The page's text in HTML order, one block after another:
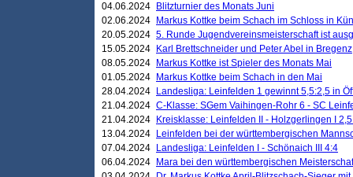
04.06.2024
Blitzturnier des Monats Juni
02.06.2024
Markus Kottke beim Schach im Schloss in
20.05.2024 5. Runde Jugendvereinsmeisterschaft ist
15.05.2024
Karl Brettschneider und Peter Abel in Bregenz
08.05.2024
Markus Kottke ist Spieler des Monats Mai
01.05.2024
Markus Kottke beim Schach in den Mai
28.04.2024
Landesliga: Leinfelden 1 gewinnt 5,5:2,5 in
21.04.2024 C-Klasse: SGem Vaihingen-Rohr 6 - SC
21.04.2024
Kreisklasse: Leinfelden II - Holzgerlingen I
13.04.2024
Leinfelden bei der württembergischen
07.04.2024
Landesliga: Leinfelden I - Schönaich III 4:4
06.04.2024
Mara bei den württembergischen